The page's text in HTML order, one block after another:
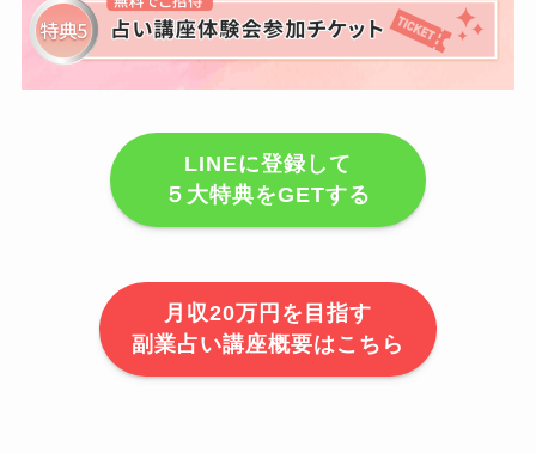
LINEに登録して
５大特典をGETする
月収20万円を目指す
副業占い講座概要はこちら